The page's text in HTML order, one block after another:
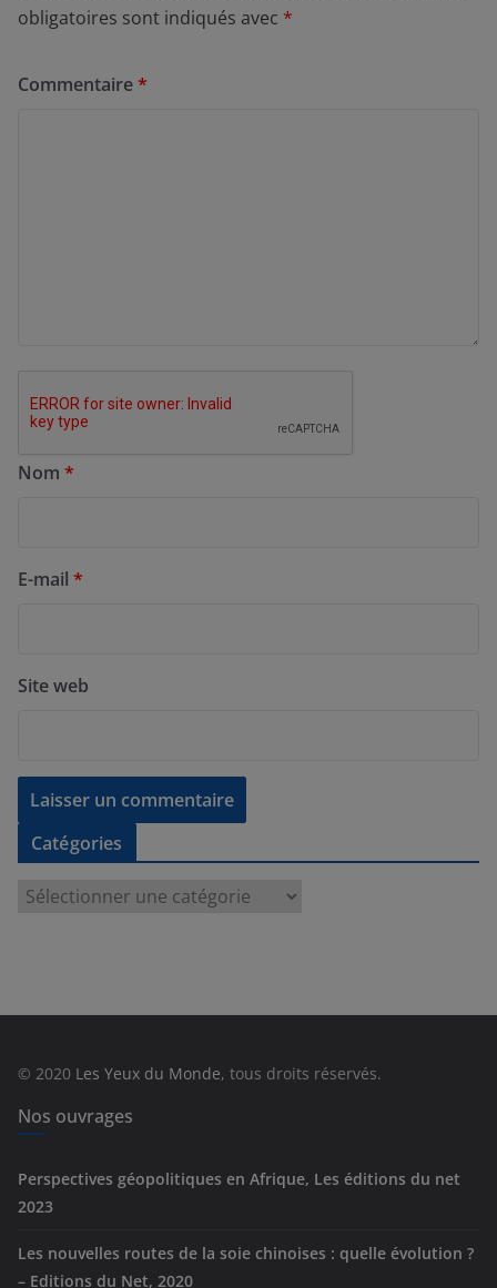
obligatoires sont indiqués avec *
Commentaire*
Nom *
E-mail *
Site web
Catégories
e
s
© 2020 Les Yeux du Monde, tous droits réservés.
Nos ouvrages
Perspectives géopolitiques en Afrique, Les éditions du net
2023
Les nouvelles routes de la soie chinoises : quelle évolution ?
– Editions du Net, 2020